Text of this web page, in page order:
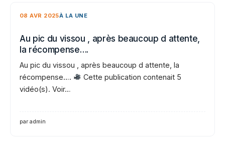
08 AVR 2025À LA UNE
Au pic du vissou , après beaucoup d attente,
la récompense….
Au pic du vissou , après beaucoup d attente, la
récompense….
Cette publication contenait 5
vidéo(s). Voir…
par admin